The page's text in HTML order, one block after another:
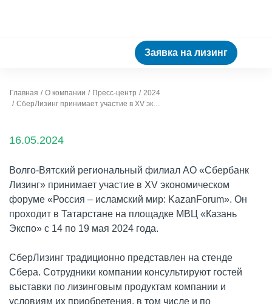
Заявка на лизинг
Главная О компании Пресс-центр
2024
СберЛизинг принимает участие в XV экономическом форуме «Россия – исламский мир: KazanForum»
16.05.2024
Волго-Вятский региональный филиал АО «Сбербанк
Лизинг» принимает участие в XV экономическом
форуме «Россия – исламский мир: KazanForum». Он
проходит в Татарстане на площадке МВЦ «Казань
Экспо» с 14 по 19 мая 2024 года.
СберЛизинг традиционно представлен на стенде
Сбера. Сотрудники компании консультируют гостей
выставки по лизинговым продуктам компании и
условиям их приобретения, в том числе и по